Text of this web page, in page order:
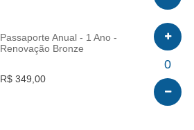
Passaporte Anual - 1 Ano -
Renovação Bronze
R$ 349,00
0